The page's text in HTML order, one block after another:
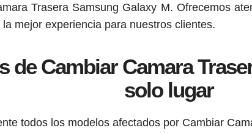
Trasera Samsung Galaxy M. Ofrecemos
mejor experiencia para nuestros clientes.
de Cambiar Camara
solo lugar
todos los modelos afectados por Cambiar